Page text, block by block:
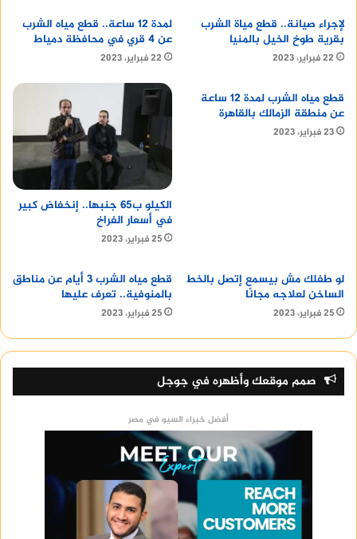
لإجراء صيانة.. قطع مياة الشرب
بقرية طوخ الخيل بالمنيا
22 فبراير، 2023
لمدة 12 ساعة.. قطع مياه الشرب
عن 4 قري في محافظة دمياط
22 فبراير، 2023
قطع مياه الشرب لمدة 12 ساعة
عن منطقة الزمالك بالقاهرة
23 فبراير، 2023
الكيلو ب65 جنبها.. إنخفاض كبير
في أسعار الفراخ
25 فبراير، 2023
لو طفلك مش بيسمع إتصل بالخط
الساخن لعلاجه مجانًا
25 فبراير، 2023
قطع مياه الشرب 3 أيام عن مناطق
بالمنوفية.. تعرف عليها
25 فبراير، 2023
صمم موقعك وأظهره في جوجل
أفضل خبراء السيو في مصر